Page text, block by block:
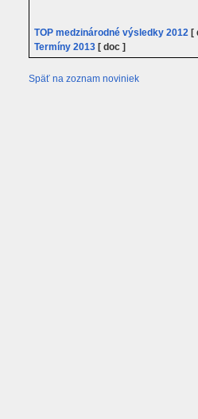
TOP medzinárodné výsledky 2012 [
Termíny 2013 [ doc ]
Späť na zoznam noviniek